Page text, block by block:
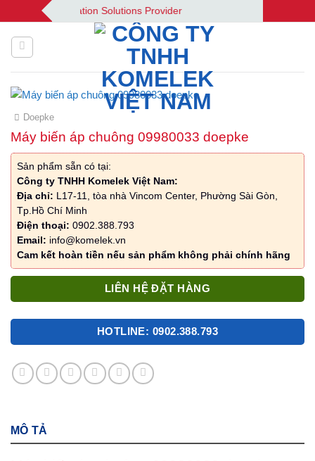
qua
nội
dung
| Your Automation Solutions Provider
Doepke
Máy biến áp chuông 09980033 doepke
Sản phẩm sẵn có tại:
Công ty TNHH Komelek Việt Nam:
Địa chỉ: L17-11, tòa nhà Vincom Center, Phường Sài Gòn,
Tp.Hồ Chí Minh
Điện thoại: 0902.388.793
Email: info@komelek.vn
Cam kết hoàn tiền nếu sản phẩm không phải chính hãng
LIÊN HỆ ĐẶT HÀNG
HOTLINE: 0902.388.793
MÔ TẢ